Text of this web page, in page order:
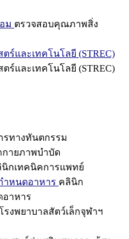
ม ตรวจสอบคุณภาพสิ่ง
ร์และเทคโนโลยี (STREC)
ร์และเทคโนโลยี (STREC)
รทางทันตกรรม
ายภาพบำบัด
กเทคนิคการแพทย์
ำหนดอาหาร คลินิก
าหาร
รงพยาบาลสัตว์เล็กจุฬาฯ